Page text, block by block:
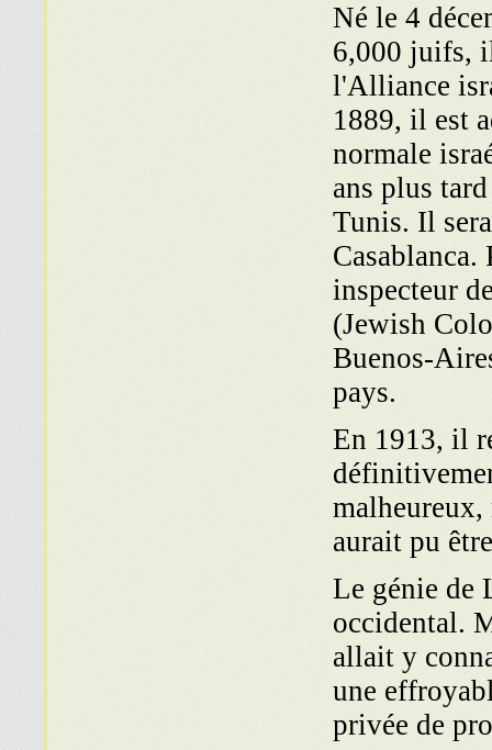
Né le 4
6,000 juifs,
l'Alliance
1889, il est
normale
ans plus
Tunis. Il
inspecteur
(Jewish
Buenos-
pays.
En 1913, il
aurait pu
Le génie de
occidental.
allait y
une
privée de